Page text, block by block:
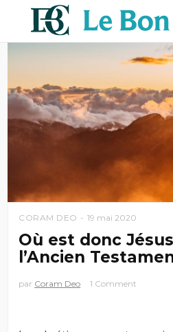
CORAM DEO 19 mai 2020
Où est donc
l’Ancien
par Coram Deo 1 Comment